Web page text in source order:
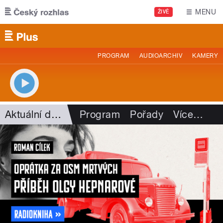
Přejít k hlavnímu obsahu
ŽIVĚ MENU
PROGRAM AUDIOARCHIV KAMERY
Aktuální dění Program Pořady Více…